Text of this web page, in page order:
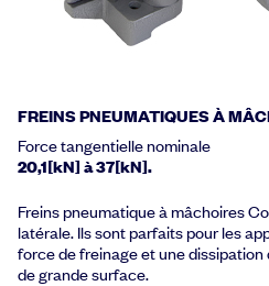
FREINS PNEUMATIQUES À
Force tangentielle nominale
20,1[kN] à 37[kN].
Freins pneumatique à mâchoires
latérale. Ils sont parfaits pour les
force de freinage et une dissipation
de grande surface.